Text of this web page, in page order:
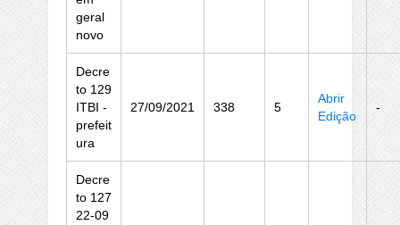
geral
novo
Decre
to 129
ITBI -
prefeit
ura
27/09/2021 338 5
Abrir
Edição
-
Decre
to 127
22-09